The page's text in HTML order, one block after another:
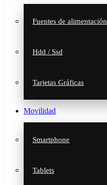
Fuentes de alimentación
Hdd / Ssd
Tarjetas Gráficas
Movilidad
Smartphone
Tablets